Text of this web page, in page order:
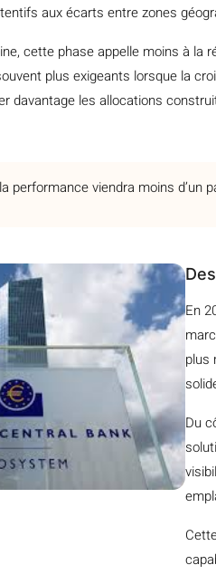
aux écarts entre zones
cette phase appelle moins à la
plus exigeants lorsque la
davantage les allocations
performance viendra moins d’un
En
plus
Du